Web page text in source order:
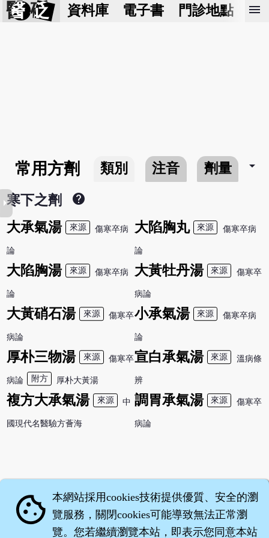
醫 砭 資料庫 電子書 門診地點 預
menu
常用方劑 類別 注音 劑量 arrow_drop_down
寒下之劑 help
大承氣湯 來源 傷寒卒病
論
大陷胸丸 來源 傷寒卒病
論
大陷胸湯 來源 傷寒卒病
論
大黃牡丹湯 來源 傷寒卒
病論
大黃硝石湯 來源 傷寒卒
病論
小承氣湯 來源 傷寒卒病
論
厚朴三物湯 來源 傷寒卒
病論 附方 厚朴大黃湯
宣白承氣湯 來源 溫病條
辨
複方大承氣湯 來源 中
國現代名醫驗方薈海
調胃承氣湯 來源 傷寒卒
病論
cookie 本網站採用cookies技術提供優質、安全的瀏
覽服務，關閉cookies可能導致無法正常瀏
覽。您若繼續瀏覽本站，即表示您同意本站